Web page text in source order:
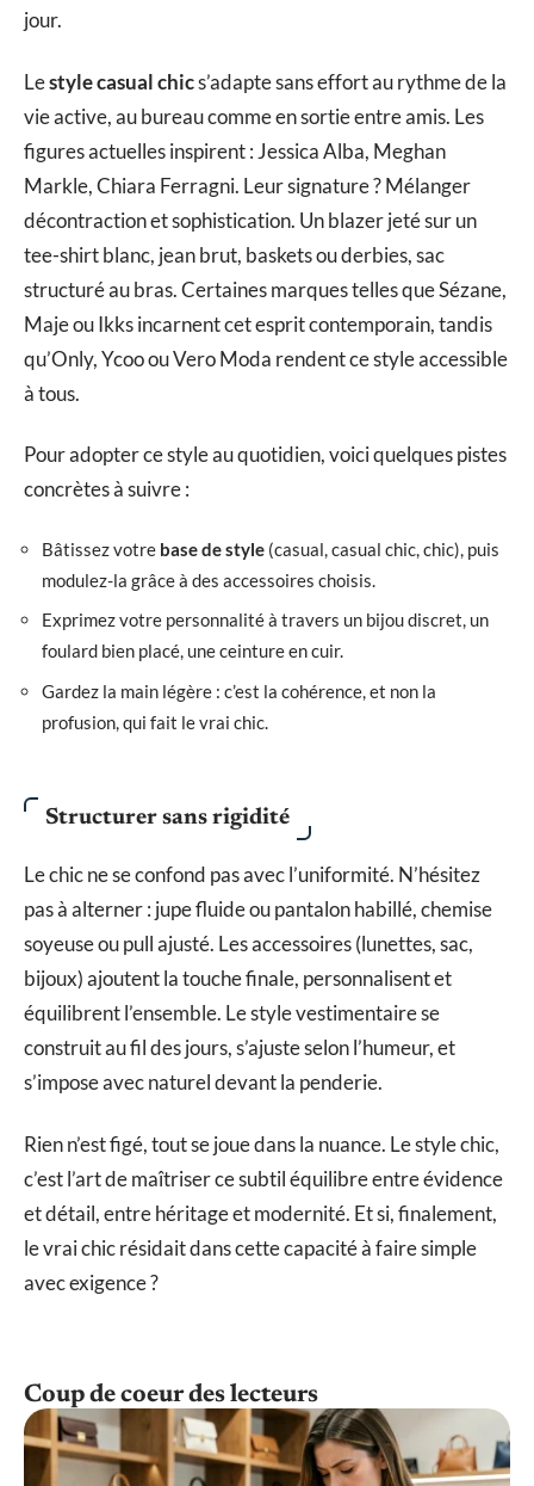
jour.
Lestyle casual chics’adapte sans effort au rythme de la
vie active, au bureau comme en sortie entre amis. Les
figures actuelles inspirent : Jessica Alba, Meghan
Markle, Chiara Ferragni. Leur signature ? Mélanger
décontraction et sophistication. Un blazer jeté sur un
tee-shirt blanc, jean brut, baskets ou derbies, sac
structuré au bras. Certaines marques telles que Sézane,
Maje ou Ikks incarnent cet esprit contemporain, tandis
qu’Only, Ycoo ou Vero Moda rendent ce style accessible
à tous.
Pour adopter ce style au quotidien, voici quelques pistes
concrètes à suivre :
Bâtissez votre base de style (casual, casual chic, chic), puis
modulez-la grâce à des accessoires choisis.
Exprimez votre personnalité à travers un bijou discret, un
foulard bien placé, une ceinture en cuir.
Gardez la main légère : c’est la cohérence, et non la
profusion, qui fait le vrai chic.
Structurer sans rigidité
Le chic ne se confond pas avec l’uniformité. N’hésitez
pas à alterner : jupe fluide ou pantalon habillé, chemise
soyeuse ou pull ajusté. Les accessoires (lunettes, sac,
bijoux) ajoutent la touche finale, personnalisent et
équilibrent l’ensemble. Le style vestimentaire se
construit au fil des jours, s’ajuste selon l’humeur, et
s’impose avec naturel devant la penderie.
Rien n’est figé, tout se joue dans la nuance. Le style chic,
c’est l’art de maîtriser ce subtil équilibre entre évidence
et détail, entre héritage et modernité. Et si, finalement,
le vrai chic résidait dans cette capacité à faire simple
avec exigence ?
Coup de coeur des lecteurs